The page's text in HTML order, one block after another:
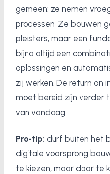
gemeen: ze nemen
processen. Ze bouwen
pleisters, maar een
bijna altijd een
oplossingen en
zij werken. De return on
moet bereid zijn verder
van vandaag.
Pro-tip: durf buiten het
digitale voorsprong
te kiezen, maar door te